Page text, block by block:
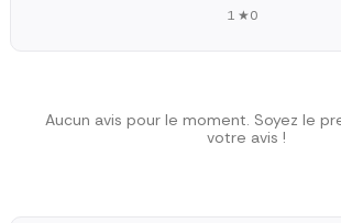
1 ★0
Aucun avis pour le moment. Soyez le
votre avis !